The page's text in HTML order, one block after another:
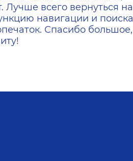
всего вернуться на
навигации и поиска
Спасибо большое,